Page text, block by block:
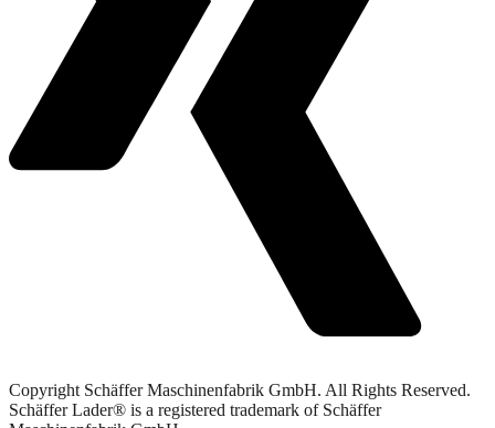
Copyright Schäffer Maschinenfabrik GmbH. All Rights Reserved.
Schäffer Lader® is a registered trademark of Schäffer